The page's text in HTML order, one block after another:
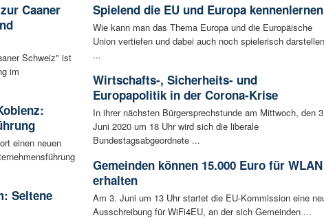
Caaner
Schweiz" ist
im
einen neuen
Seltene
Spielend die EU und Europa kennenlernen
Wie kann man das Thema Europa und die Europäische
Union vertiefen und dabei auch noch spielerisch
...
Wirtschafts-, Sicherheits- und
Europapolitik in der Corona-Krise
In ihrer nächsten Bürgersprechstunde am Mittwoch, den
Juni 2020 um 18 Uhr wird sich die liberale
Bundestagsabgeordnete ...
Gemeinden können 15.000 Euro für WLAN
erhalten
Am 3. Juni um 13 Uhr startet die EU-Kommission eine
Ausschreibung für WiFi4EU, an der sich Gemeinden ...